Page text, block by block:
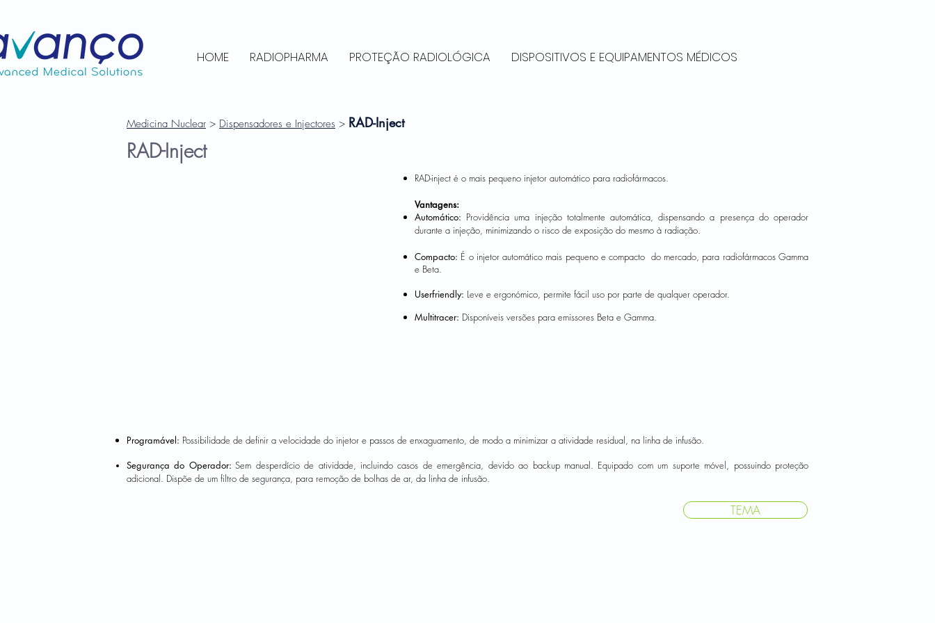
HOME RADIOPHARMA PROTEÇÃO RADIOLÓGICA DISPOSITIVOS E EQUIPAMENTOS MÉDICOS
Medicina Nuclear > Dispensadores e Injectores > RAD-Inject
RAD-Inject
RAD-inject é o mais pequeno injetor automático para radiofármacos.
Vantagens:
Automático: Providência uma injeção totalmente automática, dispensando a presença do operador
durante a injeção, minimizando o risco de exposição do mesmo à radiação.
Compacto: É o injetor automático mais pequeno e compacto do mercado, para radiofármacos Gamma
e Beta.
Userfriendly: Leve e ergonómico, permite fácil uso por parte de qualquer operador.
Multitracer: Disponíveis versões para emissores Beta e Gamma.
Programável: Possibilidade de definir a velocidade do injetor e passos de enxaguamento, de modo a minimizar a atividade residual, na linha de infusão.
Segurança do Operador: Sem desperdício de atividade, incluindo casos de emergência, devido ao backup manual. Equipado com um suporte móvel, possuindo proteção
adicional. Dispõe de um filtro de segurança, para remoção de bolhas de ar, da linha de infusão.
TEMA